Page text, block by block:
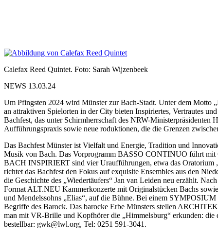
Calefax Reed Quintet. Foto: Sarah Wijzenbeek
NEWS 13.03.24
Um Pfingsten 2024 wird Münster zur Bach-Stadt. Unter dem Motto
an attraktiven Spielorten in der City bieten Inspiriertes, Vertrautes
Bachfest, das unter Schirmherrschaft des NRW-Ministerpräsidenten
Aufführungspraxis sowie neue roduktionen, die die Grenzen
Das Bachfest Münster ist Vielfalt und Energie, Tradition und
Musik von Bach. Das Vorprogramm BASSO CONTINUO führt mit
BACH INSPIRIERT sind vier Uraufführungen, etwa das Oratorium
richtet das Bachfest den Fokus auf exquisite Ensembles aus den
die Geschichte des „Wiedertäufers“ Jan van Leiden neu erzählt.
Format ALT.NEU Kammerkonzerte mit Originalstücken Bachs
und Mendelssohns „Elias“, auf die Bühne. Bei einem
Begriffe des Barock. Das barocke Erbe Münsters stellen
man mit VR-Brille und Kopfhörer die „Himmelsburg“ erkunden: die
bestellbar: gwk@lwl.org, Tel: 0251 591-3041.